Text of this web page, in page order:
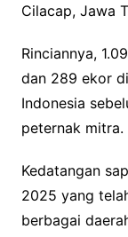
Cilacap, Jawa
Rinciannya,
dan 289 ekor
Indonesia
peternak mitra.
Kedatangan
2025 yang
berbagai